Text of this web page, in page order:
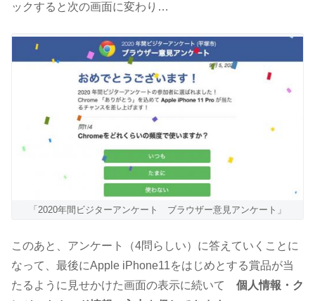
ックすると次の画面に変わり…
「2020年間ビジターアンケート ブラウザー意見アンケート」
このあと、アンケート（4問らしい）に答えていくことに
なって、最後にApple iPhone11をはじめとする賞品が当
たるように見せかけた画面の表示に続いて 個人情報・ク